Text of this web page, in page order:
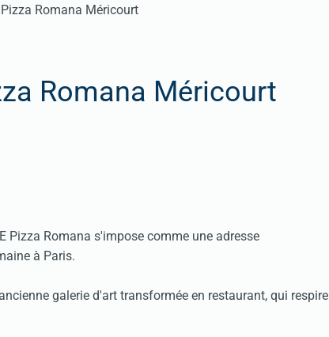
Romana Méricourt
Pizza Romana s'impose comme une adresse
à Paris.
galerie d'art transformée en restaurant, qui respire